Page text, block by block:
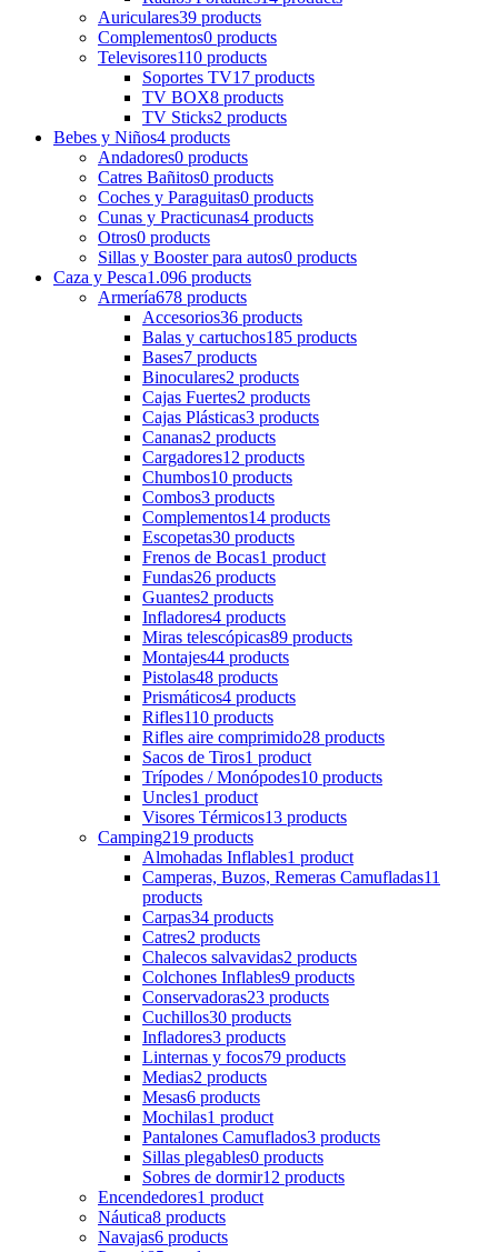
Auriculares39 products
Complementos0 products
Televisores110 products
Soportes TV17 products
TV BOX8 products
TV Sticks2 products
Bebes y Niños4 products
Andadores0 products
Catres Bañitos0 products
Coches y Paraguitas0 products
Cunas y Practicunas4 products
Otros0 products
Sillas y Booster para autos0 products
Caza y Pesca1.096 products
Armería678 products
Accesorios36 products
Balas y cartuchos185 products
Bases7 products
Binoculares2 products
Cajas Fuertes2 products
Cajas Plásticas3 products
Cananas2 products
Cargadores12 products
Chumbos10 products
Combos3 products
Complementos14 products
Escopetas30 products
Frenos de Bocas1 product
Fundas26 products
Guantes2 products
Infladores4 products
Miras telescópicas89 products
Montajes44 products
Pistolas48 products
Prismáticos4 products
Rifles110 products
Rifles aire comprimido28 products
Sacos de Tiros1 product
Trípodes / Monópodes10 products
Uncles1 product
Visores Térmicos13 products
Camping219 products
Almohadas Inflables1 product
Camperas, Buzos, Remeras Camufladas11
products
Carpas34 products
Catres2 products
Chalecos salvavidas2 products
Colchones Inflables9 products
Conservadoras23 products
Cuchillos30 products
Infladores3 products
Linternas y focos79 products
Medias2 products
Mesas6 products
Mochilas1 product
Pantalones Camuflados3 products
Sillas plegables0 products
Sobres de dormir12 products
Encendedores1 product
Náutica8 products
Navajas6 products